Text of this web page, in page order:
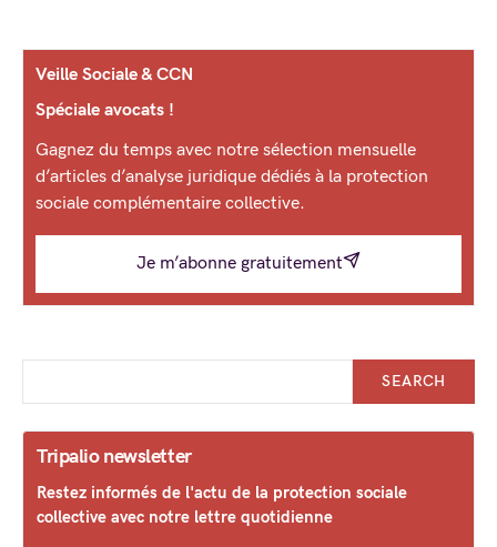
Veille Sociale & CCN
Spéciale avocats !
Gagnez du temps avec notre sélection mensuelle
d’articles d’analyse juridique dédiés à la protection
sociale complémentaire collective.
Je m’abonne gratuitement
SEARCH
Tripalio newsletter
Restez informés de l'actu de la protection sociale
collective avec notre lettre quotidienne